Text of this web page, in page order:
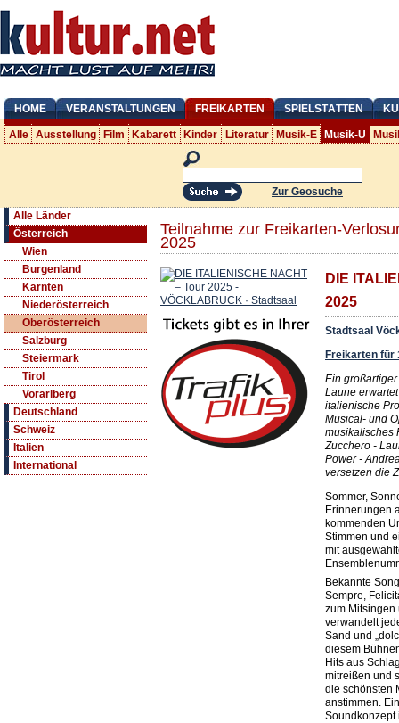
HOME VERANSTALTUNGEN FREIKARTEN SPIELSTÄTTEN
Alle Ausstellung Film Kabarett Kinder Literatur Musik-E Musik-U
Zur Geosuche
Alle Länder
Österreich
Wien
Burgenland
Kärnten
Niederösterreich
Oberösterreich
Salzburg
Steiermark
Tirol
Vorarlberg
Deutschland
Schweiz
Italien
International
Teilnahme zur Freikarten-
2025
DIE
2025
Stadtsaal
Freikarten für
Ein
Laune
italienische
Musical- und
musikalisches
Zucchero -
Power -
versetzen die
Sommer,
Erinnerungen
kommenden
Stimmen und
mit
Bekannte
Sempre,
zum Mitsingen
verwandelt
Sand und
diesem
Hits aus
mitreißen und
die schönsten
anstimmen.
Soundkonzept